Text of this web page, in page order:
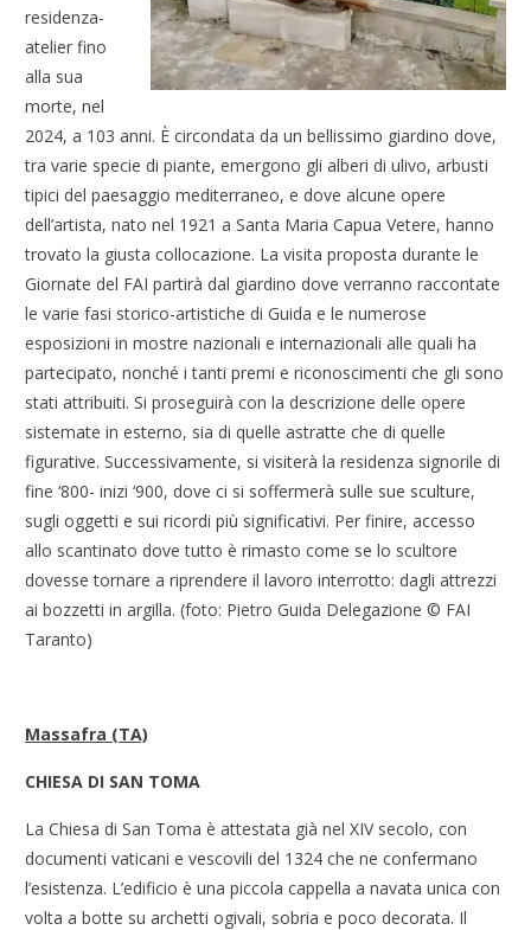
residenza-
atelier fino
alla sua
morte, nel
2024, a 103 anni. È circondata da un bellissimo giardino dove,
tra varie specie di piante, emergono gli alberi di ulivo, arbusti
tipici del paesaggio mediterraneo, e dove alcune opere
dell’artista, nato nel 1921 a Santa Maria Capua Vetere, hanno
trovato la giusta collocazione. La visita proposta durante le
Giornate del FAI partirà dal giardino dove verranno raccontate
le varie fasi storico-artistiche di Guida e le numerose
esposizioni in mostre nazionali e internazionali alle quali ha
partecipato, nonché i tanti premi e riconoscimenti che gli sono
stati attribuiti. Si proseguirà con la descrizione delle opere
sistemate in esterno, sia di quelle astratte che di quelle
figurative. Successivamente, si visiterà la residenza signorile di
fine ‘800- inizi ‘900, dove ci si soffermerà sulle sue sculture,
sugli oggetti e sui ricordi più significativi. Per finire, accesso
allo scantinato dove tutto è rimasto come se lo scultore
dovesse tornare a riprendere il lavoro interrotto: dagli attrezzi
ai bozzetti in argilla. (foto: Pietro Guida Delegazione © FAI
Taranto)
Massafra (TA)
CHIESA DI SAN TOMA
La Chiesa di San Toma è attestata già nel XIV secolo, con
documenti vaticani e vescovili del 1324 che ne confermano
l’esistenza. L’edificio è una piccola cappella a navata unica con
volta a botte su archetti ogivali, sobria e poco decorata. Il